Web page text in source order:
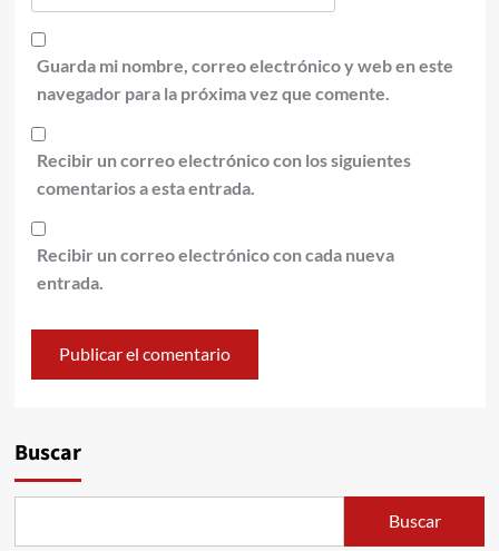
Guarda mi nombre, correo electrónico y web en este
navegador para la próxima vez que comente.
Recibir un correo electrónico con los siguientes
comentarios a esta entrada.
Recibir un correo electrónico con cada nueva
entrada.
Buscar
Buscar